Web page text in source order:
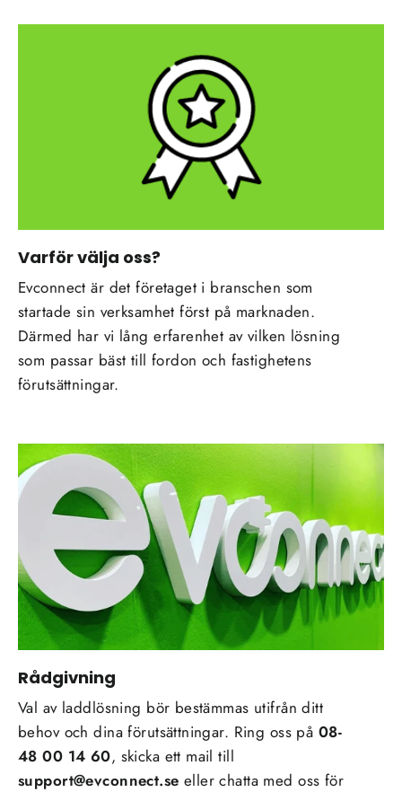
Varför välja oss?
Evconnect är det företaget i branschen som
startade sin verksamhet först på marknaden.
Därmed har vi lång erfarenhet av vilken lösning
som passar bäst till fordon och fastighetens
förutsättningar.
Rådgivning
Val av laddlösning bör bestämmas utifrån ditt
behov och dina förutsättningar. Ring oss på 08-
48 00 14 60, skicka ett mail till
support@evconnect.se eller chatta med oss för